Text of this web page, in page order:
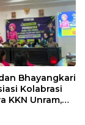
Bhayangkari
Kolabrasi
KKN Unram,